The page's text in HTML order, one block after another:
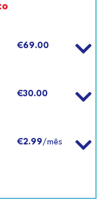
€69.00
€30.00
€2.99/mês